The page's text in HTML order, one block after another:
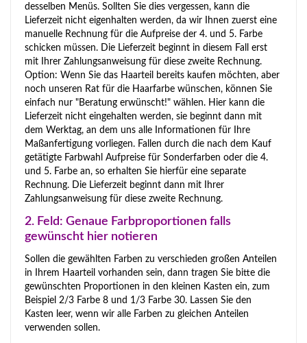
desselben Menüs. Sollten Sie dies vergessen, kann die
Lieferzeit nicht eigenhalten werden, da wir Ihnen zuerst eine
manuelle Rechnung für die Aufpreise der 4. und 5. Farbe
schicken müssen. Die Lieferzeit beginnt in diesem Fall erst
mit Ihrer Zahlungsanweisung für diese zweite Rechnung.
Option: Wenn Sie das Haarteil bereits kaufen möchten, aber
noch unseren Rat für die Haarfarbe wünschen, können Sie
einfach nur "Beratung erwünscht!" wählen. Hier kann die
Lieferzeit nicht eingehalten werden, sie beginnt dann mit
dem Werktag, an dem uns alle Informationen für Ihre
Maßanfertigung vorliegen. Fallen durch die nach dem Kauf
getätigte Farbwahl Aufpreise für Sonderfarben oder die 4.
und 5. Farbe an, so erhalten Sie hierfür eine separate
Rechnung. Die Lieferzeit beginnt dann mit Ihrer
Zahlungsanweisung für diese zweite Rechnung.
2. Feld: Genaue Farbproportionen falls
gewünscht hier notieren
Sollen die gewählten Farben zu verschieden großen Anteilen
in Ihrem Haarteil vorhanden sein, dann tragen Sie bitte die
gewünschten Proportionen in den kleinen Kasten ein, zum
Beispiel 2/3 Farbe 8 und 1/3 Farbe 30. Lassen Sie den
Kasten leer, wenn wir alle Farben zu gleichen Anteilen
verwenden sollen.